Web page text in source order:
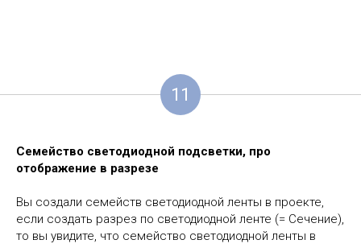
11
Семейство светодиодной подсветки, про
отображение в разрезе
Вы создали семейств светодиодной ленты в проекте,
если создать разрез по светодиодной ленте (= Сечение),
то вы увидите, что семейство светодиодной ленты в